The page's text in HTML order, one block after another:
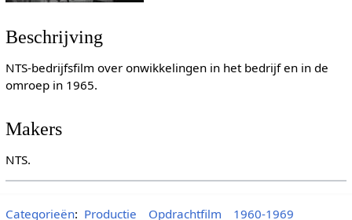
Beschrijving
NTS-bedrijfsfilm over onwikkelingen in het bedrijf en in de
omroep in 1965.
Makers
NTS.
Categorieën: Productie Opdrachtfilm 1960-1969